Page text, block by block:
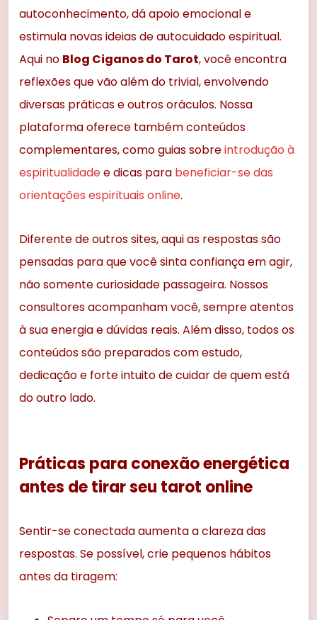
autoconhecimento, dá apoio emocional e
estimula novas ideias de autocuidado espiritual.
Aqui no Blog Ciganos do Tarot, você encontra
reflexões que vão além do trivial, envolvendo
diversas práticas e outros oráculos. Nossa
plataforma oferece também conteúdos
complementares, como guias sobreintrodução à
espiritualidadee dicas para beneficiar-se das
orientações espirituais online.
Diferente de outros sites, aqui as respostas são
pensadas para que você sinta confiança em agir,
não somente curiosidade passageira. Nossos
consultores acompanham você, sempre atentos
à sua energia e dúvidas reais. Além disso, todos os
conteúdos são preparados com estudo,
dedicação e forte intuito de cuidar de quem está
do outro lado.
Práticas para conexão energética
antes de tirar seu tarot online
Sentir-se conectada aumenta a clareza das
respostas. Se possível, crie pequenos hábitos
antes da tiragem: